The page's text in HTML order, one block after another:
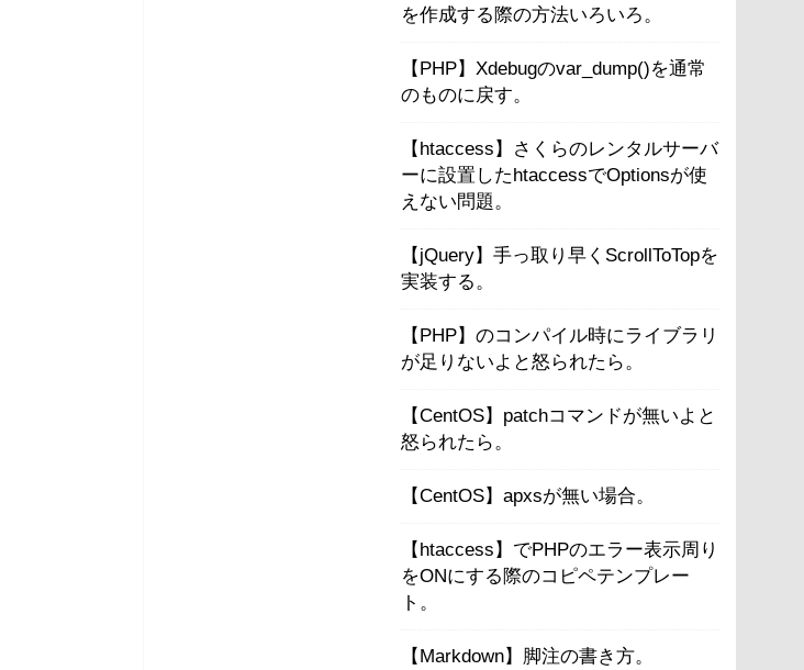
を作成する際の方法いろいろ。
【PHP】Xdebugのvar_dump()を通常
のものに戻す。
【htaccess】さくらのレンタルサーバ
ーに設置したhtaccessでOptionsが使
えない問題。
【jQuery】手っ取り早くScrollToTopを
実装する。
【PHP】のコンパイル時にライブラリ
が足りないよと怒られたら。
【CentOS】patchコマンドが無いよと
怒られたら。
【CentOS】apxsが無い場合。
【htaccess】でPHPのエラー表示周り
をONにする際のコピペテンプレー
ト。
【Markdown】脚注の書き方。